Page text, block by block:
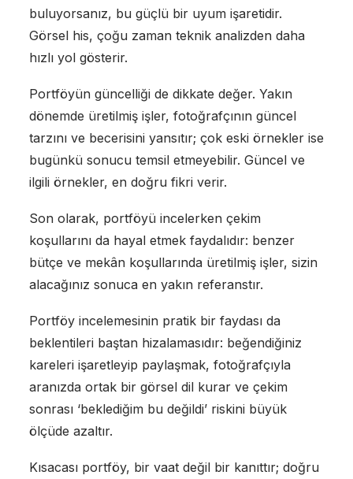
buluyorsanız, bu güçlü bir uyum işaretidir.
Görsel his, çoğu zaman teknik analizden daha
hızlı yol gösterir.
Portföyün güncelliği de dikkate değer. Yakın
dönemde üretilmiş işler, fotoğrafçının güncel
tarzını ve becerisini yansıtır; çok eski örnekler ise
bugünkü sonucu temsil etmeyebilir. Güncel ve
ilgili örnekler, en doğru fikri verir.
Son olarak, portföyü incelerken çekim
koşullarını da hayal etmek faydalıdır: benzer
bütçe ve mekân koşullarında üretilmiş işler, sizin
alacağınız sonuca en yakın referanstır.
Portföy incelemesinin pratik bir faydası da
beklentileri baştan hizalamasıdır: beğendiğiniz
kareleri işaretleyip paylaşmak, fotoğrafçıyla
aranızda ortak bir görsel dil kurar ve çekim
sonrası ‘beklediğim bu değildi’ riskini büyük
ölçüde azaltır.
Kısacası portföy, bir vaat değil bir kanıttır; doğru